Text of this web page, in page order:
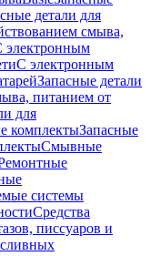
детали для
смыва,
электронным
С электронным
Запасные детали
питанием от
для
комплектыЗапасные
Смывные
системы
Средства
писсуаров и